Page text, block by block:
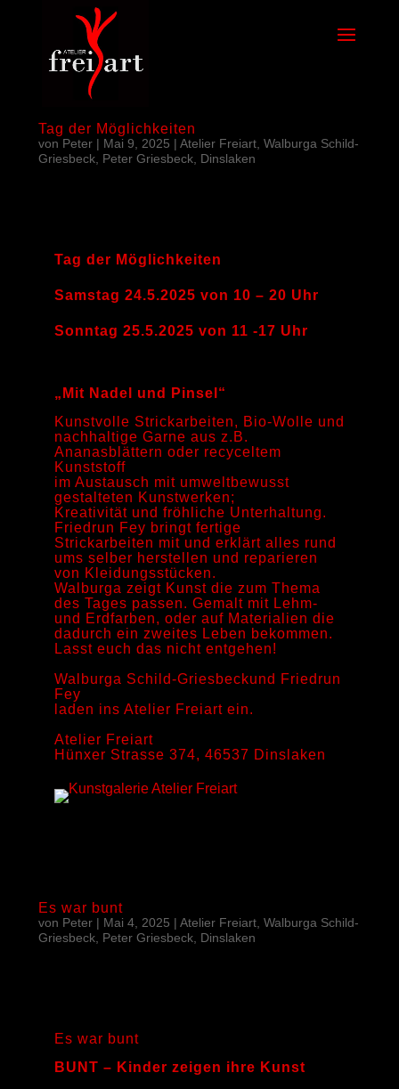
Tag der Möglichkeiten
von Peter| Mai 9, 2025 | Atelier Freiart, Walburga Schild-
Griesbeck, Peter Griesbeck, Dinslaken
Tag der Möglichkeiten
Samstag 24.5.2025 von 10 – 20 Uhr
Sonntag 25.5.2025 von 11 -17 Uhr
„Mit Nadel und Pinsel“
Kunstvolle Strickarbeiten, Bio-Wolle und
nachhaltige Garne aus z.B.
Ananasblättern oder recyceltem
Kunststoff
im Austausch mit umweltbewusst
gestalteten Kunstwerken;
Kreativität und fröhliche Unterhaltung.
Friedrun Fey bringt fertige
Strickarbeiten mit und erklärt alles rund
ums selber herstellen und reparieren
von Kleidungsstücken.
Walburga zeigt Kunst die zum Thema
des Tages passen. Gemalt mit Lehm-
und Erdfarben, oder auf Materialien die
dadurch ein zweites Leben bekommen.
Lasst euch das nicht entgehen!
Walburga Schild-Griesbeckund Friedrun
Fey
laden ins Atelier Freiart ein.
Atelier Freiart
Hünxer Strasse 374, 46537 Dinslaken
Es war bunt
von Peter| Mai 4, 2025 | Atelier Freiart, Walburga Schild-
Griesbeck, Peter Griesbeck, Dinslaken
Es war bunt
BUNT – Kinder zeigen ihre Kunst